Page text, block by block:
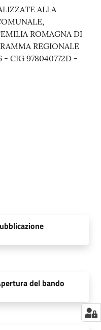
ALLA
ROMAGNA DI
REGIONALE
CIG 978040772D -
del bando